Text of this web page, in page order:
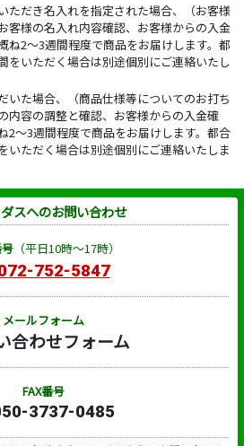
ただき名入れを指定された場合、（お客様
客様の名入れ内容確認、お客様からの入金
ね2～3週間程度で商品をお届けします。都
をいただく場合は別途個別にご連絡いたし
いた場合、（商品仕様等についてのお打ち
内容の調整と確認、お客様からの入金確
2～3週間程度で商品をお届けします。都合
いただく場合は別途個別にご連絡いたしま
スへのお問い合わせ
（平日10時～17時）
752-5847
メールフォーム
合わせフォーム
FAX番号
3737-0485